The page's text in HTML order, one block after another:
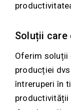
Soluții
Oferim soluții
producției
întreruperi în
productivității